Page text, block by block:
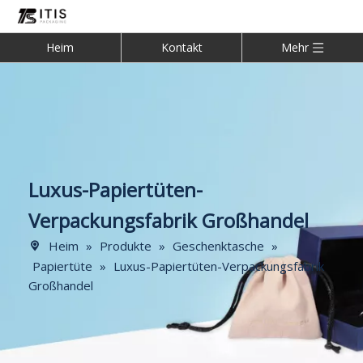
Heim Kontakt Mehr
Luxus-Papiertüten-
Verpackungsfabrik Großhandel
Heim » Produkte » Geschenktasche »
Papiertüte » Luxus-Papiertüten-Verpackungsfabrik
Großhandel